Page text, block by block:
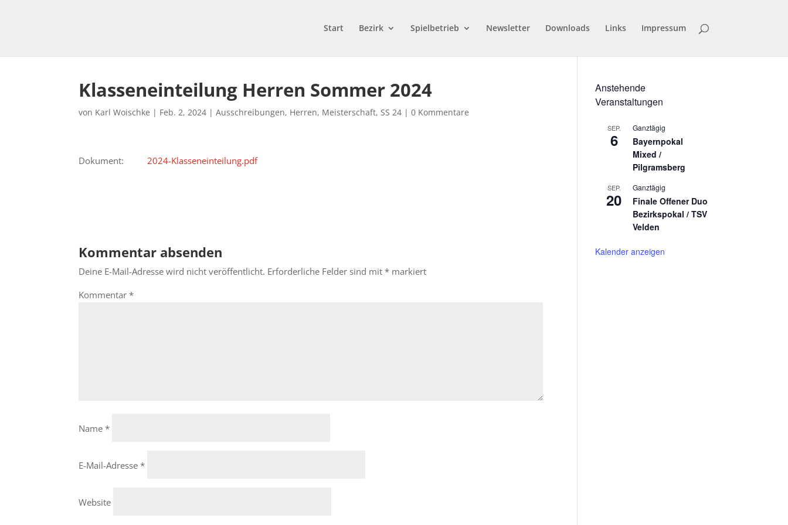
Start Bezirk Spielbetrieb Newsletter Downloads Links Impressum
Klasseneinteilung Herren Sommer 2024
von Karl Woischke | Feb. 2, 2024 |Ausschreibungen, Herren, Meisterschaft,SS 24 |0 Kommentare
Dokument: 2024-Klasseneinteilung.pdf
Kommentar absenden
Deine E-Mail-Adresse wird nicht veröffentlicht. Erforderliche Felder sind mit* markiert
Kommentar*
Name*
E-Mail-Adresse*
Website
Anstehende
Veranstaltungen
SEP.
6
Ganztägig
Bayernpokal
Mixed /
Pilgramsberg
SEP.
20
Ganztägig
Finale Offener Duo
Bezirkspokal / TSV
Velden
Kalender anzeigen